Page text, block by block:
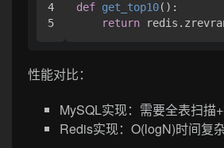
4
def get_top10():
return
性能对比：
MySQL实现：需要全表扫描
Redis实现：O(logN)时间复